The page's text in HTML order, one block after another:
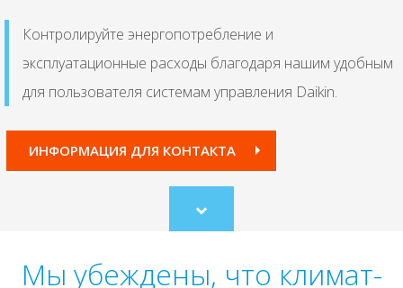
Контролируйте энергопотребление и
эксплуатационные расходы благодаря нашим удобным
для пользователя системам управления Daikin.
ИНФОРМАЦИЯ ДЛЯ КОНТАКТА
Scroll
to
Мы убеждены, что климат-